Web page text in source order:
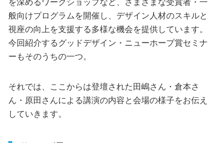
を深めるワークショップなど、さまざまな受賞者・一
般向けプログラムを開催し、デザイン人材のスキルと
視座の向上を支援する多様な機会を提供しています。
今回紹介するグッドデザイン・ニューホープ賞セミナ
ーもそのうちの一つ。
それでは、ここからは登壇された田嶋さん・倉本さ
ん・原田さんによる講演の内容と会場の様子をお伝え
していきます。